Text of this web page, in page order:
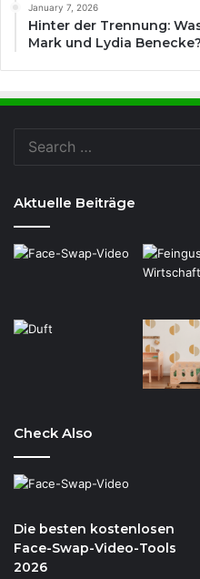
January 7, 2026
Hinter der Trennung:
Mark und Lydia Benecke?
Aktuelle Beiträge
Check Also
Die besten kostenlosen
Face-Swap-Video-Tools
2026